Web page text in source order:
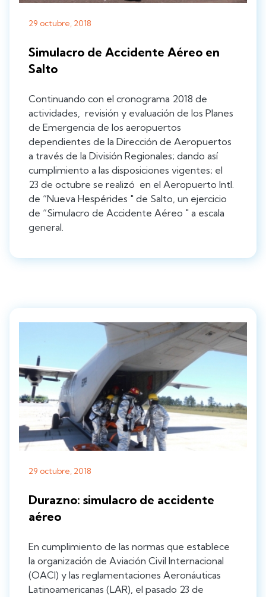
29 octubre, 2018
Simulacro de Accidente Aéreo en
Salto
Continuando con el cronograma 2018 de
actividades, revisión y evaluación de los Planes
de Emergencia de los aeropuertos
dependientes de la Dirección de Aeropuertos
a través de la División Regionales; dando así
cumplimiento a las disposiciones vigentes; el
23 de octubre se realizó en el Aeropuerto Intl.
de “Nueva Hespérides " de Salto, un ejercicio
de “Simulacro de Accidente Aéreo " a escala
general.
29 octubre, 2018
Durazno: simulacro de accidente
aéreo
En cumplimiento de las normas que establece
la organización de Aviación Civil Internacional
(OACI) y las reglamentaciones Aeronáuticas
Latinoamericanas (LAR), el pasado 23 de